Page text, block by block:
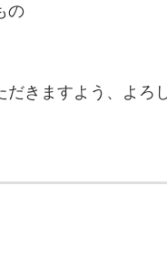
の
きますよう、よろ